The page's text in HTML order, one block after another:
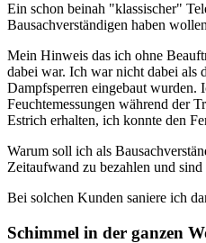
Ein schon beinah "klassischer"
Bausachverständigen haben
Mein Hinweis das ich ohne
dabei war. Ich war nicht dabei als
Dampfsperren eingebaut wurden.
Feuchtemessungen während der
Estrich erhalten, ich konnte den
Warum soll ich als
Zeitaufwand zu bezahlen und
Bei solchen Kunden saniere ich
Schimmel in der ganzen